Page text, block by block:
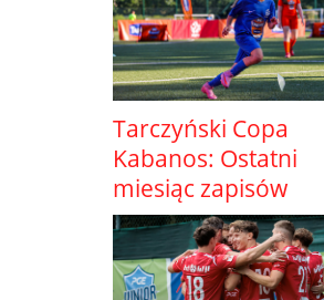
Tarczyński Copa
Kabanos: Ostatni
miesiąc zapisów